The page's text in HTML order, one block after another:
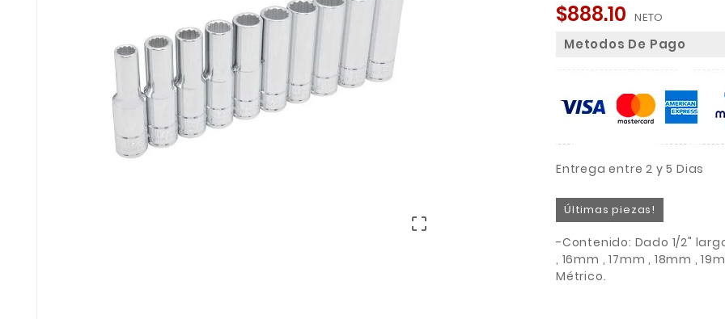

$888.10 NETO
Metodos De Pago
Entrega entre 2 y 5 Dias
Últimas piezas!
-Contenido: Dado 1/2" largo
, 16mm , 17mm , 18mm ,
Métrico.